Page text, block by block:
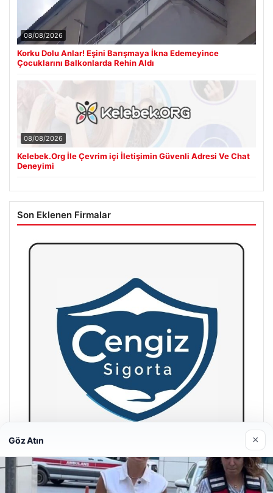
08/08/2026
Korku Dolu Anlar! Eşini Barışmaya İkna Edemeyince
Çocuklarını Balkonlarda Rehin Aldı
08/08/2026
Kelebek.Org İle Çevrim içi İletişimin Güvenli Adresi Ve Chat
Deneyimi
Son Eklenen Firmalar
Hastaş Beton
Göz Atın ×